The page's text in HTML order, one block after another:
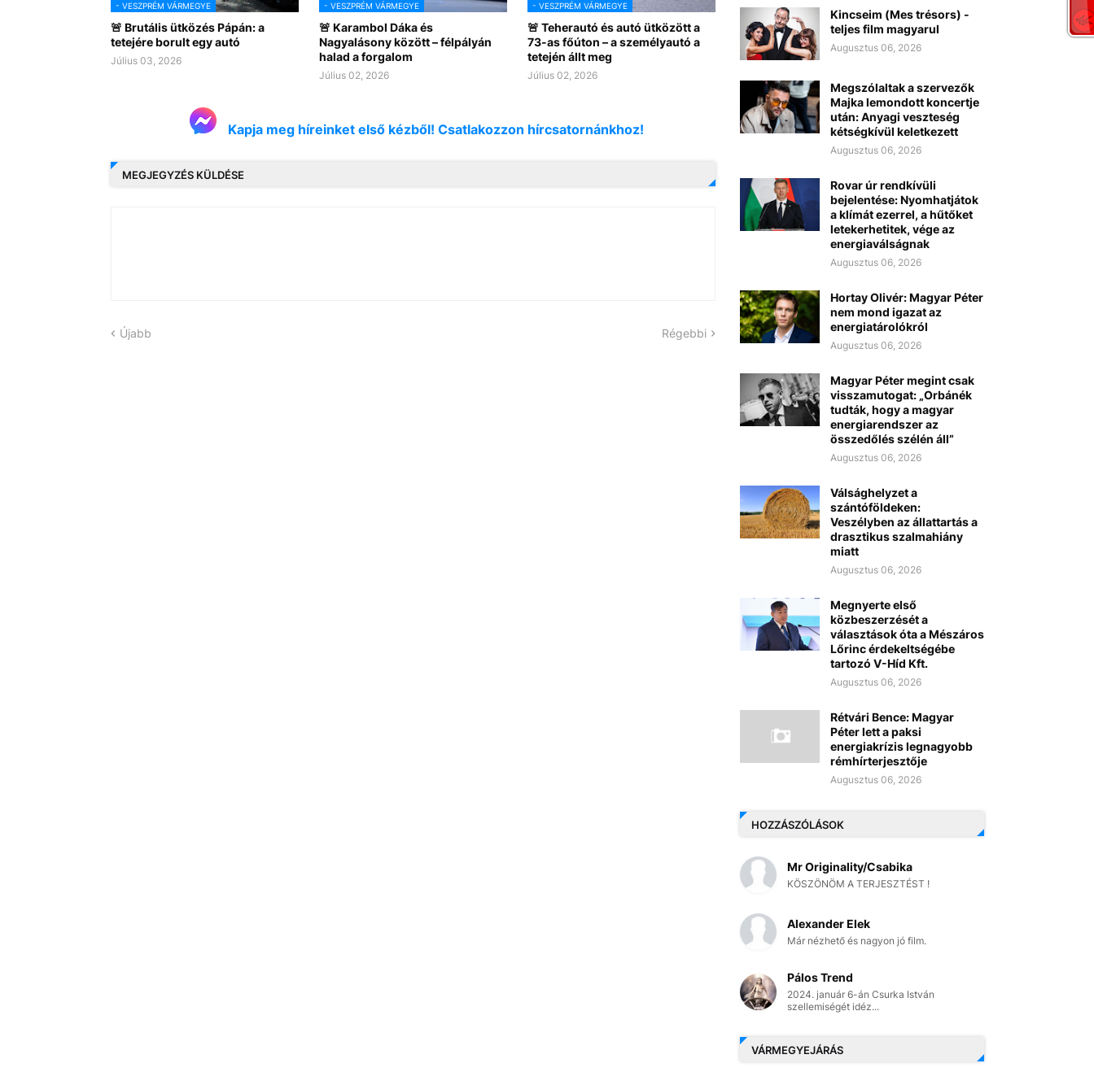
- VESZPRÉM VÁRMEGYE
🚨 Brutális ütközés Pápán: a
tetejére borult egy autó
Július 03, 2026
- VESZPRÉM VÁRMEGYE
🚨 Karambol Dáka és
Nagyalásony között – félpályán
halad a forgalom
Július 02, 2026
- VESZPRÉM VÁRMEGYE
🚨 Teherautó és autó ütközött a
73-as főúton – a személyautó a
tetején állt meg
Július 02, 2026
Kapja meg híreinket első kézből! Csatlakozzon hírcsatornánkhoz!
MEGJEGYZÉS KÜLDÉSE
Újabb Régebbi
Kincseim (Mes trésors) -
teljes film magyarul
Augusztus 06, 2026
Megszólaltak a szervezők
Majka lemondott koncertje
után: Anyagi veszteség
kétségkívül keletkezett
Augusztus 06, 2026
Rovar úr rendkívüli
bejelentése: Nyomhatjátok
a klímát ezerrel, a hűtőket
letekerhetitek, vége az
energiaválságnak
Augusztus 06, 2026
Hortay Olivér: Magyar Péter
nem mond igazat az
energiatárolókról
Augusztus 06, 2026
Magyar Péter megint csak
visszamutogat: „Orbánék
tudták, hogy a magyar
energiarendszer az
összedőlés szélén áll”
Augusztus 06, 2026
Válsághelyzet a
szántóföldeken:
Veszélyben az állattartás a
drasztikus szalmahiány
miatt
Augusztus 06, 2026
Megnyerte első
közbeszerzését a
választások óta a Mészáros
Lőrinc érdekeltségébe
tartozó V-Híd Kft.
Augusztus 06, 2026
Rétvári Bence: Magyar
Péter lett a paksi
energiakrízis legnagyobb
rémhírterjesztője
Augusztus 06, 2026
HOZZÁSZÓLÁSOK
Mr Originality/Csabika
KÖSZÖNÖM A TERJESZTÉST !
Alexander Elek
Már nézhető és nagyon jó film.
Pálos Trend
2024. január 6-án Csurka István
szellemiségét idéz...
VÁRMEGYEJÁRÁS